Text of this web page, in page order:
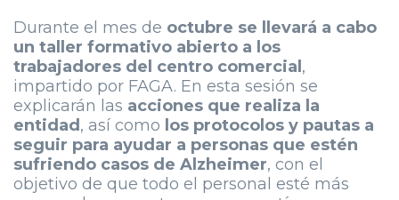
Durante el mes de octubre se llevará a cabo
un taller formativo abierto a los
trabajadores del centro comercial ,
impartido por FAGA. En esta sesión se
explicarán las acciones que realiza la
entidad , así como los protocolos y pautas a
seguir para ayudar a personas que estén
sufriendo casos de Alzheimer, con el
objetivo de que todo el personal esté más